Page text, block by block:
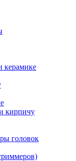
керамике
кирпичу
головок